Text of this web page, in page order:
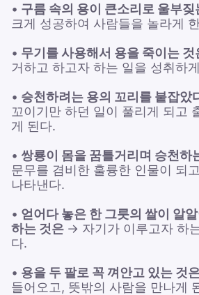
• 구름 속의 용이 큰소리로 울부짖
크게 성공하여 사람들을 놀라게
• 무기를 사용해서 용을 죽이는 것
거하고 하고자 하는 일을 성취하
• 승천하려는 용의 꼬리를 붙잡았
꼬이기만 하던 일이 풀리게 되고
게 된다.
• 쌍룡이 몸을 꿈틀거리며 승천하
문무를 겸비한 훌륭한 인물이 되
나타낸다.
• 얻어다 놓은 한 그릇의 쌀이 알
하는 것은 → 자기가 이루고자 하
다.
• 용을 두 팔로 꼭 껴안고 있는 것
들어오고, 뜻밖의 사람을 만나게